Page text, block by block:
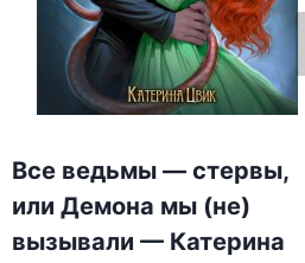
Все ведьмы — стервы,
или Демона мы (не)
вызывали — Катерина